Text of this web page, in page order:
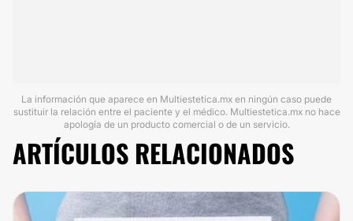
La información que aparece en Multiestetica.mx en ningún caso puede
sustituir la relación entre el paciente y el médico. Multiestetica.mx no hace
apología de un producto comercial o de un servicio.
ARTÍCULOS RELACIONADOS